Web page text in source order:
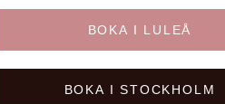
BOKA I LULEÅ
BOKA I STOCKHOLM